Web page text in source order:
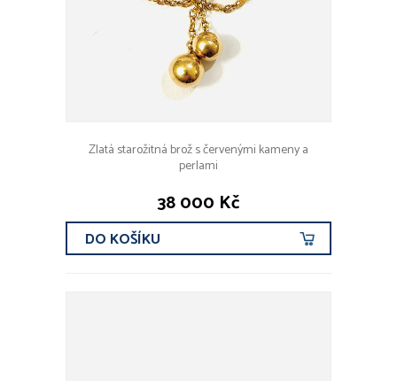
Zlatá starožitná brož s červenými kameny a
perlami
38 000 Kč
DO KOŠÍKU